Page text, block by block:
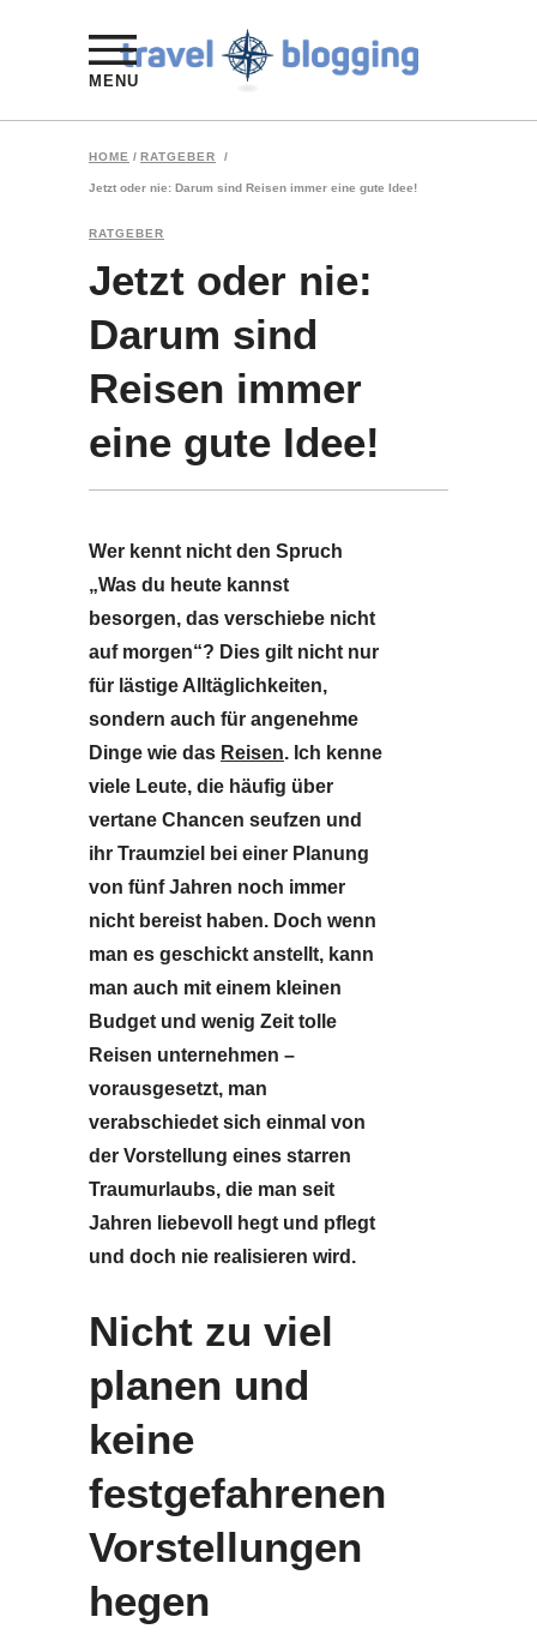
MENU
HOME / RATGEBER /
Jetzt oder nie: Darum sind Reisen immer eine gute Idee!
RATGEBER
Jetzt oder nie:
Darum sind
Reisen immer
eine gute Idee!
Wer kennt nicht den Spruch
„Was du heute kannst
besorgen, das verschiebe nicht
auf morgen“? Dies gilt nicht nur
für lästige Alltäglichkeiten,
sondern auch für angenehme
Dinge wie das Reisen. Ich kenne
viele Leute, die häufig über
vertane Chancen seufzen und
ihr Traumziel bei einer Planung
von fünf Jahren noch immer
nicht bereist haben. Doch wenn
man es geschickt anstellt, kann
man auch mit einem kleinen
Budget und wenig Zeit tolle
Reisen unternehmen –
vorausgesetzt, man
verabschiedet sich einmal von
der Vorstellung eines starren
Traumurlaubs, die man seit
Jahren liebevoll hegt und pflegt
und doch nie realisieren wird.
Nicht zu viel
planen und
keine
festgefahrenen
Vorstellungen
hegen